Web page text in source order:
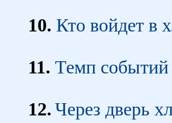
10. Кто войдет в
11. Темп событий
12. Через дверь